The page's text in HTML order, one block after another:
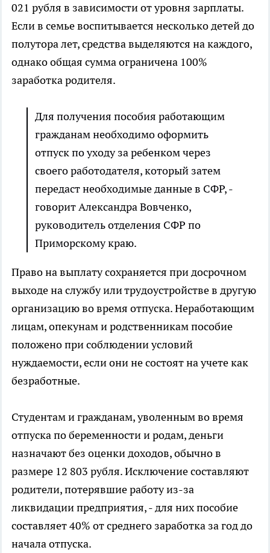
021 рубля в зависимости от уровня зарплаты.
Если в семье воспитывается несколько детей до
полутора лет, средства выделяются на каждого,
однако общая сумма ограничена 100%
заработка родителя.
Для получения пособия работающим
гражданам необходимо оформить
отпуск по уходу за ребенком через
своего работодателя, который затем
передаст необходимые данные в СФР, -
говорит Александра Вовченко,
руководитель отделения СФР по
Приморскому краю.
Право на выплату сохраняется при досрочном
выходе на службу или трудоустройстве в другую
организацию во время отпуска. Неработающим
лицам, опекунам и родственникам пособие
положено при соблюдении условий
нуждаемости, если они не состоят на учете как
безработные.
Студентам и гражданам, уволенным во время
отпуска по беременности и родам, деньги
назначают без оценки доходов, обычно в
размере 12 803 рубля. Исключение составляют
родители, потерявшие работу из-за
ликвидации предприятия, - для них пособие
составляет 40% от среднего заработка за год до
начала отпуска.